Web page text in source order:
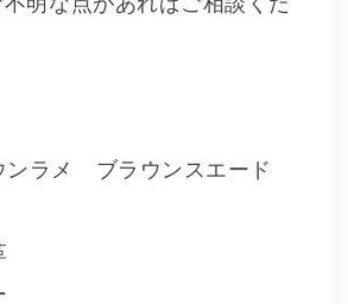
ンラメ ブラウンスエード